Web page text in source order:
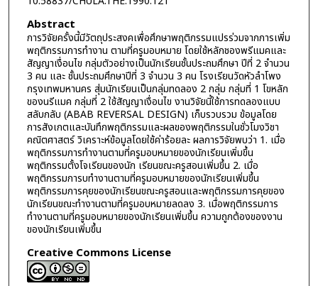
Abstract
การวิจัยครั้งนี้มีวัตถุประสงคเพื่อศึกษาพฤติกรรมแปรร่วมจากการเพิ่ม
พฤติกรรมการทำงาน ตามที่ครูมอบหมาย โดยใช้หลักชองพรีแมคและ
สัญญาเงื่อนไข กลุ่มตัวอย่างเป็นนักเรียนชั้นประถมศึกษา ปีที่ 2 จำนวน
3 คน และ ชั้นประถมศึกษาปีที่ 3 จำนวน 3 คน โรงเรียนวัดหัวลำโพง
กรุงเทพมหานคร สุ่มนักเรียนเป็นกลุ่มทดลอง 2 กลุ่ม กลุ่มที่ 1 โขหลัก
ของนรีแมค กลุ่มที่ 2 ใช้สัญญาเงื่อนไข งานวิจัยนี้ใช้การทดลองแบบ
สลับกลับ (ABAB REVERSAL DESIGN) เก็บรวบรวม ข้อมูลโดย
การสังเกตและบันทึกพฤติกรรมและผลของพฤติกรรมในชั่วโมงวิชา
คณิตศาสตร์ วิเคราะห์ข้อมูลโดยใช้ค่าร้อยละ ผลการวิจัยพบว่า 1. เมื่อ
พฤติกรรมการทำงานตามที่ครูมอบหมายของนักเรียนเพิ่มขึ้น
พฤติกรรมตั้งโจเรียนของนัก เรียนขณะครูสอนเพิ่มขึ้น 2. เมื่อ
พฤติกรรมการบทำงานตามที่ครูมอบหมายของนักเรียนเพิ่มขึ้น
พฤติกรรมการคุยของนักเรียนขณะครูสอนและพฤติกรรมการคุยของ
นักเรียนขณะทำงานตามที่ครูมอบหมายลดลง 3. เมื่อพฤติกรรมการ
ทำงานตามที่ครูมอบหมายของนักเรียนเพิ่มขึ้น ความถูกต้องของงาน
ของนักเรียนเพิ่มขึ้น
Creative Commons License